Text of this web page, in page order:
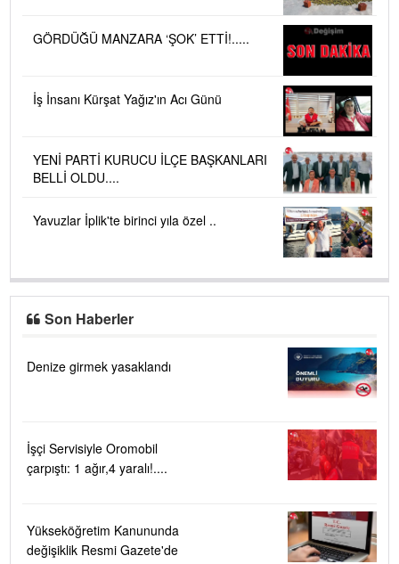
GÖRDÜĞÜ MANZARA ‘ŞOK’ ETTİ!.....
İş İnsanı Kürşat Yağız'ın Acı Günü
YENİ PARTİ KURUCU İLÇE BAŞKANLARI
BELLİ OLDU....
Yavuzlar İplik'te birinci yıla özel ..
Son Haberler
Denize girmek yasaklandı
İşçi Servisiyle Oromobil
çarpıştı: 1 ağır,4 yaralı!....
Yükseköğretim Kanununda
değişiklik Resmi Gazete'de